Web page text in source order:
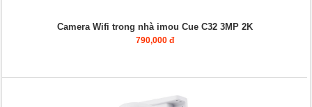
Camera Wifi trong nhà imou Cue C32 3MP 2K
790,000 đ